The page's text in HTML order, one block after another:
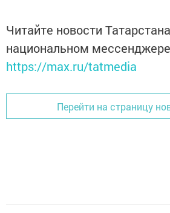
Читайте новости
национальном
https://max.ru/tatmedia
Перейти на страницу